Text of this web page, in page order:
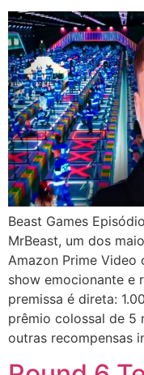
Beast Games
MrBeast, um dos
Amazon Prime Video
show emocionante e
premissa é direta:
prêmio colossal de 5
outras recompensas